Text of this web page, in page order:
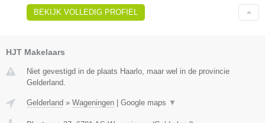
BEKIJK VOLLEDIG PROFIEL
HJT Makelaars
Niet gevestigd in de plaats Haarlo, maar wel in de provincie
Gelderland.
Gelderland » Wageningen | Google maps ▼